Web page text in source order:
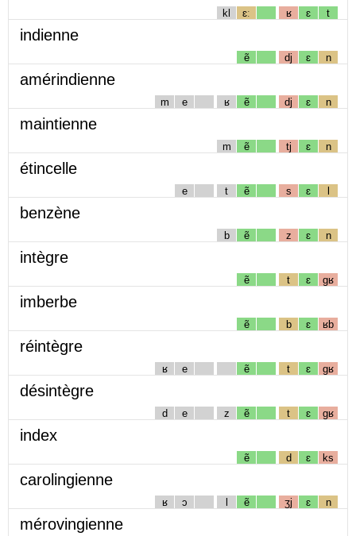
kl ɛː ʁ ɛ t
indienne
ẽ dj ɛ n
amérindienne
m e ʁ ẽ dj ɛ n
maintienne
m ẽ tj ɛ n
étincelle
e t ẽ s ɛ l
benzène
b ẽ z ɛ n
intègre
ẽ t ɛ gʁ
imberbe
ẽ b ɛ ʁb
réintègre
ʁ e ẽ t ɛ gʁ
désintègre
d e z ẽ t ɛ gʁ
index
ẽ d ɛ ks
carolingienne
ʁ ɔ l ẽ ʒj ɛ n
mérovingienne